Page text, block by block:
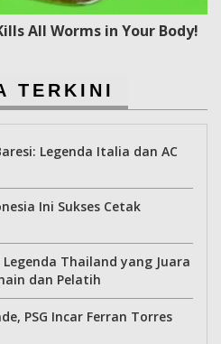
All Worms in Your Body!
TERKINI
Legenda Italia dan AC
Ini Sukses Cetak
Thailand yang Juara
dan Pelatih
PSG Incar Ferran Torres